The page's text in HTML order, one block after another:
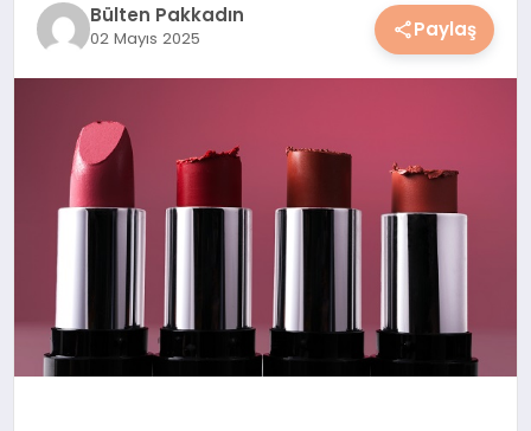
YAŞAM
KIMDIR?
HESAPLAMALAR
Bülten Pakkadın
02 Mayıs 2025 Paylaş